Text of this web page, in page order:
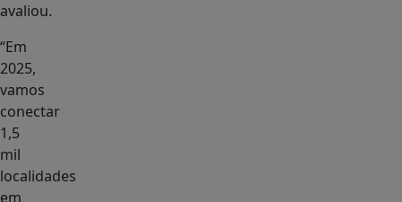
avaliou.
“Em
2025,
vamos
conectar
1,5
mil
localidades
em